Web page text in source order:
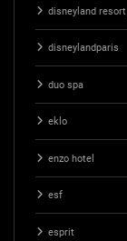
disneyland
disneylandparis
duo spa
eklo
enzo hotel
esf
esprit